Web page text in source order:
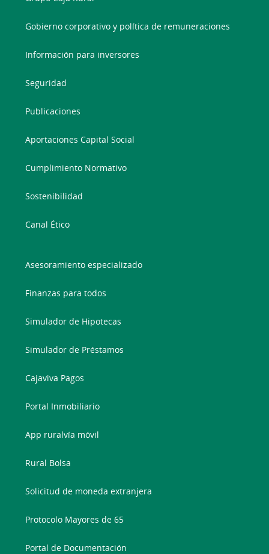
Gobierno corporativo y política de remuneraciones
Información para inversores
Seguridad
Publicaciones
Aportaciones Capital Social
Cumplimiento Normativo
Sostenibilidad
Canal Ético
Asesoramiento especializado
Finanzas para todos
Simulador de Hipotecas
Simulador de Préstamos
Cajaviva Pagos
Portal Inmobiliario
App ruralvía móvil
Rural Bolsa
Solicitud de moneda extranjera
Protocolo Mayores de 65
Portal de Documentación